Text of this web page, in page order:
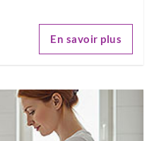
En savoir plus